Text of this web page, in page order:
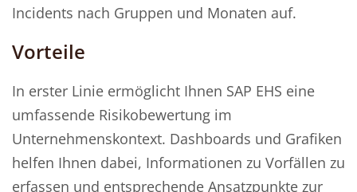
Incidents nach Gruppen und Monaten auf.
Vorteile
In erster Linie ermöglicht Ihnen SAP EHS eine
umfassende Risikobewertung im
Unternehmenskontext. Dashboards und Grafiken
helfen Ihnen dabei, Informationen zu Vorfällen zu
erfassen und entsprechende Ansatzpunkte zur